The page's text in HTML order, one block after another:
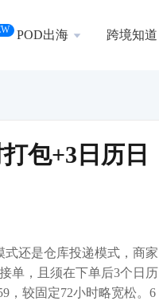
POD出海 跨境知道
包+3日历日
式还是仓库投递模式，商家
单，且须在下单后3个日历
，较固定72小时略宽松。6